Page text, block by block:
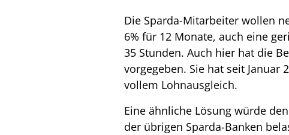
Die Sparda-Mitarbeiter wollen
6% für 12 Monate, auch eine
35 Stunden. Auch hier hat die
vorgegeben. Sie hat seit Januar
vollem Lohnausgleich.
Eine ähnliche Lösung würde
der übrigen Sparda-Banken